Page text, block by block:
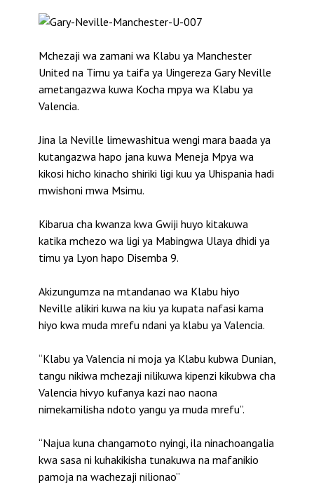
Mchezaji wa zamani wa Klabu ya Manchester
United na Timu ya taifa ya Uingereza Gary Neville
ametangazwa kuwa Kocha mpya wa Klabu ya
Valencia.
Jina la Neville limewashitua wengi mara baada ya
kutangazwa hapo jana kuwa Meneja Mpya wa
kikosi hicho kinacho shiriki ligi kuu ya Uhispania hadi
mwishoni mwa Msimu.
Kibarua cha kwanza kwa Gwiji huyo kitakuwa
katika mchezo wa ligi ya Mabingwa Ulaya dhidi ya
timu ya Lyon hapo Disemba 9.
Akizungumza na mtandanao wa Klabu hiyo
Neville alikiri kuwa na kiu ya kupata nafasi kama
hiyo kwa muda mrefu ndani ya klabu ya Valencia.
“Klabu ya Valencia ni moja ya Klabu kubwa Dunian,
tangu nikiwa mchezaji nilikuwa kipenzi kikubwa cha
Valencia hivyo kufanya kazi nao naona
nimekamilisha ndoto yangu ya muda mrefu”.
“Najua kuna changamoto nyingi, ila ninachoangalia
kwa sasa ni kuhakikisha tunakuwa na mafanikio
pamoja na wachezaji nilionao”